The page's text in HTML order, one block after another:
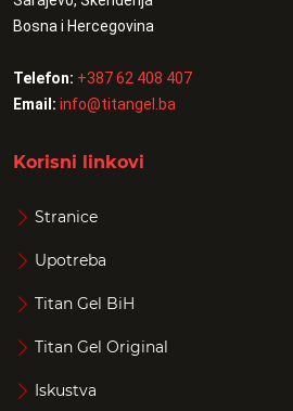
Bosna i Hercegovina
Telefon: +387 62 408 407
Email: info@titangel.ba
Korisni linkovi
Stranice
Upotreba
Titan Gel BiH
Titan Gel Original
Iskustva